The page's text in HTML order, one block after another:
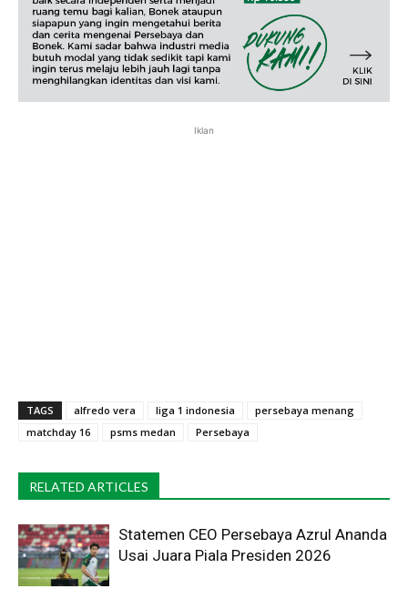
Iklan
TAGS alfredo vera liga 1 indonesia
persebaya menang
matchday 16
psms medan Persebaya
RELATED ARTICLES
Statemen CEO Persebaya Azrul Ananda
Usai Juara Piala Presiden 2026